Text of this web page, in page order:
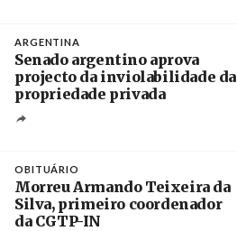
ARGENTINA
Senado argentino aprova
projecto da inviolabilidade da
propriedade privada
OBITUÁRIO
Morreu Armando Teixeira da
Silva, primeiro coordenador
da CGTP-IN